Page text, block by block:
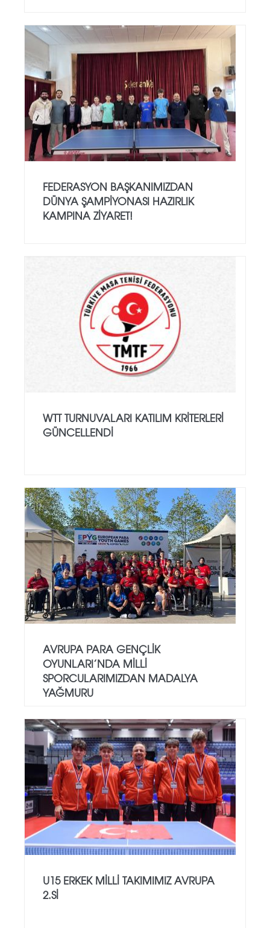
FEDERASYON BAŞKANIMIZDAN
DÜNYA ŞAMPİYONASI HAZIRLIK
KAMPINA ZİYARET!
WTT TURNUVALARI KATILIM KRITERLERI
GÜNCELLENDI
AVRUPA PARA GENÇLIK
OYUNLARI’NDA MILLI
SPORCULARIMIZDAN MADALYA
YAĞMURU
U15 ERKEK MILLI TAKIMIMIZ AVRUPA
2.SI